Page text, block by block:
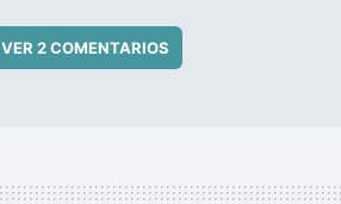
VER2 COMENTARIOS